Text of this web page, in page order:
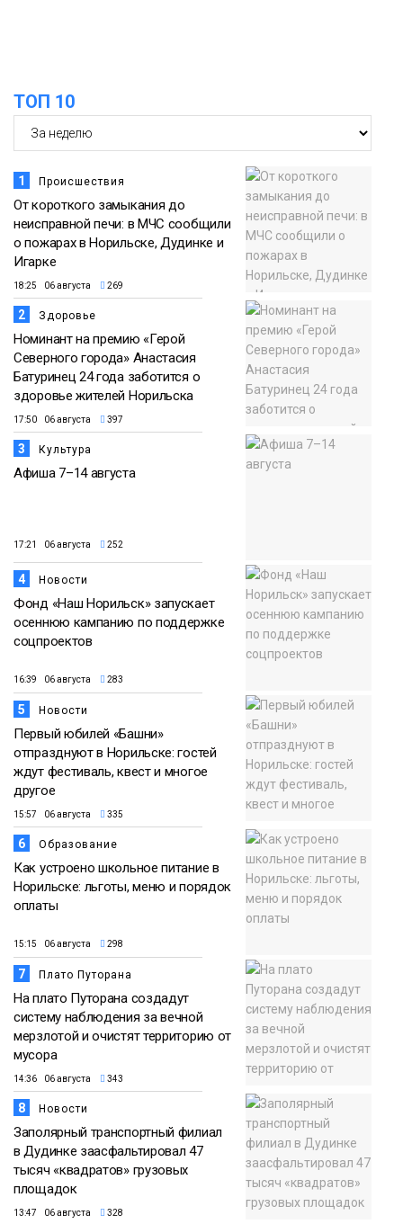
ТОП 10
1 Происшествия
От короткого замыкания до
неисправной печи: в МЧС сообщили
о пожарах в Норильске, Дудинке и
Игарке
18:25 06 августа 269
2 Здоровье
Номинант на премию «Герой
Северного города» Анастасия
Батуринец 24 года заботится о
здоровье жителей Норильска
17:50 06 августа 397
3 Культура
Афиша 7–14 августа
17:21 06 августа 252
4 Новости
Фонд «Наш Норильск» запускает
осеннюю кампанию по поддержке
соцпроектов
16:39 06 августа 283
5 Новости
Первый юбилей «Башни»
отпразднуют в Норильске: гостей
ждут фестиваль, квест и многое
другое
15:57 06 августа 335
6 Образование
Как устроено школьное питание в
Норильске: льготы, меню и порядок
оплаты
15:15 06 августа 298
7 Плато Путорана
На плато Путорана создадут
систему наблюдения за вечной
мерзлотой и очистят территорию от
мусора
14:36 06 августа 343
8 Новости
Заполярный транспортный филиал
в Дудинке заасфальтировал 47
тысяч «квадратов» грузовых
площадок
13:47 06 августа 328